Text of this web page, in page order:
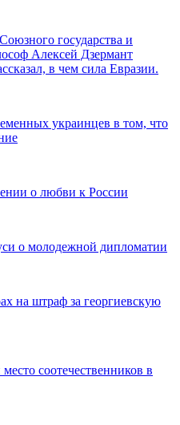
государства и
Алексей Дзермант
в чем сила Евразии.
украинцев в том, что
о любви к России
о молодежной дипломатии
на штраф за георгиевскую
соотечественников в